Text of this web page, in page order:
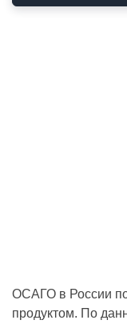
ОСАГО в России
продуктом. По